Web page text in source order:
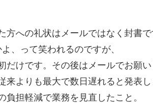
への礼状はメールではなく封書で
、って笑われるのですが、
だけです。その後はメールでお願い
来よりも最大で数日遅れると発表し
担軽減で業務を見直したこと。